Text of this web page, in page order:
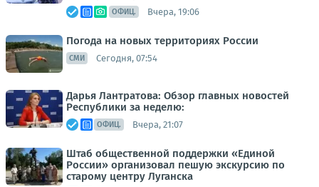
ОФИЦ. Вчера, 19:06
Погода на новых территориях России
СМИ Сегодня, 07:54
Дарья Лантратова: Обзор главных новостей
Республики за неделю:
ОФИЦ. Вчера, 21:07
Штаб общественной поддержки «Единой
России» организовал пешую экскурсию по
старому центру Луганска